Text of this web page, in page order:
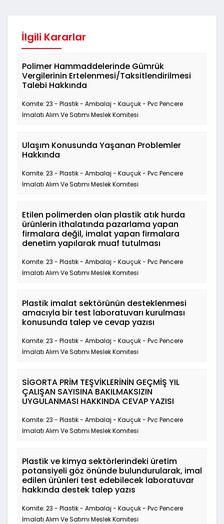
İlgili Kararlar
Polimer Hammaddelerinde Gümrük
Vergilerinin Ertelenmesi/Taksitlendirilmesi
Talebi Hakkında
Komite: 23 - Plastik - Ambalaj - Kauçuk - Pvc Pencere
İmalatı Alım Ve Satımı Meslek Komitesi
Ulaşım Konusunda Yaşanan Problemler
Hakkında
Komite: 23 - Plastik - Ambalaj - Kauçuk - Pvc Pencere
İmalatı Alım Ve Satımı Meslek Komitesi
Etilen polimerden olan plastik atık hurda
ürünlerin ithalatında pazarlama yapan
firmalara değil, imalat yapan firmalara
denetim yapılarak muaf tutulması
Komite: 23 - Plastik - Ambalaj - Kauçuk - Pvc Pencere
İmalatı Alım Ve Satımı Meslek Komitesi
Plastik imalat sektörünün desteklenmesi
amacıyla bir test laboratuvarı kurulması
konusunda talep ve cevap yazısı
Komite: 23 - Plastik - Ambalaj - Kauçuk - Pvc Pencere
İmalatı Alım Ve Satımı Meslek Komitesi
SİGORTA PRİM TEŞVİKLERİNİN GEÇMİŞ YIL
ÇALIŞAN SAYISINA BAKILMAKSIZIN
UYGULANMASI HAKKINDA CEVAP YAZISI
Komite: 23 - Plastik - Ambalaj - Kauçuk - Pvc Pencere
İmalatı Alım Ve Satımı Meslek Komitesi
Plastik ve kimya sektörlerindeki üretim
potansiyeli göz önünde bulundurularak, imal
edilen ürünleri test edebilecek laboratuvar
hakkında destek talep yazıs
Komite: 23 - Plastik - Ambalaj - Kauçuk - Pvc Pencere
İmalatı Alım Ve Satımı Meslek Komitesi